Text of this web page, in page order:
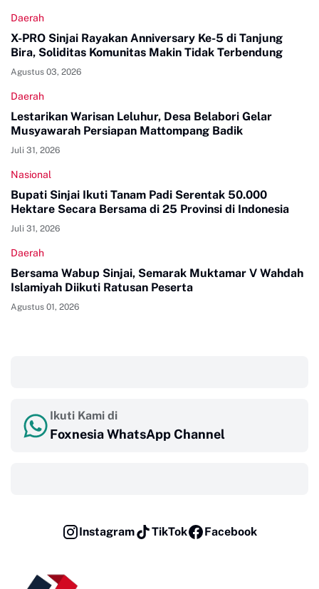
Daerah
X-PRO Sinjai Rayakan Anniversary Ke-5 di Tanjung
Bira, Soliditas Komunitas Makin Tidak Terbendung
Agustus 03, 2026
Daerah
Lestarikan Warisan Leluhur, Desa Belabori Gelar
Musyawarah Persiapan Mattompang Badik
Juli 31, 2026
Nasional
Bupati Sinjai Ikuti Tanam Padi Serentak 50.000
Hektare Secara Bersama di 25 Provinsi di Indonesia
Juli 31, 2026
Daerah
Bersama Wabup Sinjai, Semarak Muktamar V Wahdah
Islamiyah Diikuti Ratusan Peserta
Agustus 01, 2026
Ikuti Kami di
Foxnesia WhatsApp Channel
Instagram TikTok Facebook